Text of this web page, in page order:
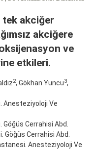
tek akciğer
akciğere
ve
etkileri.
2, Gökhan Yuncu3,
Anesteziyoloji Ve
Cerrahisi Abd.
Göğüs Cerrahisi Abd.
Anesteziyoloji Ve